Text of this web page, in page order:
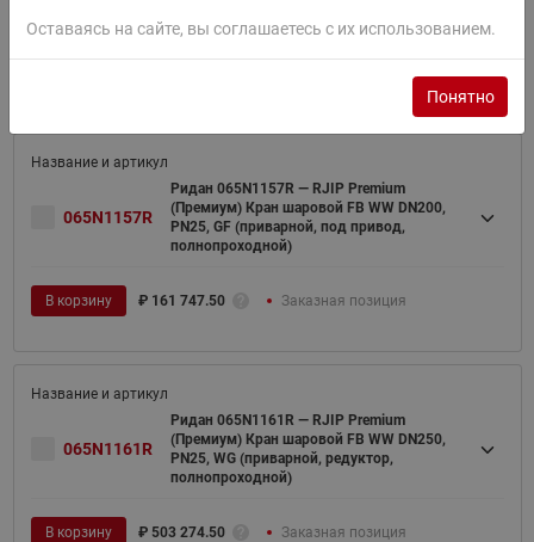
065N1157R
Ридан 065N1157R — RJIP Premium
(Премиум) Кран шаровой FB WW DN200,
PN25, GF (приварной, под привод,
полнопроходной)
В корзину ₽ 161 747.50 Заказная позиция
065N1161R
Ридан 065N1161R — RJIP Premium
(Премиум) Кран шаровой FB WW DN250,
PN25, WG (приварной, редуктор,
полнопроходной)
В корзину ₽ 503 274.50 Заказная позиция
Оставаясь на сайте, вы соглашаетесь с их использованием.
Понятно